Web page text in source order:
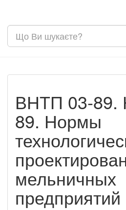
ВНТП 03-89.
89. Нормы
мельничных